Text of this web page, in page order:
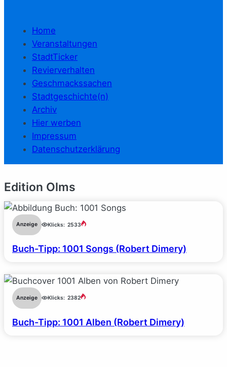
Home
Veranstaltungen
StadtTicker
Revierverhalten
Geschmackssachen
Stadtgeschichte(n)
Archiv
Hier werben
Impressum
Datenschutzerklärung
Edition Olms
Anzeige Klicks: 2533
Buch-Tipp: 1001 Songs (Robert Dimery)
Anzeige Klicks: 2382
Buch-Tipp: 1001 Alben (Robert Dimery)